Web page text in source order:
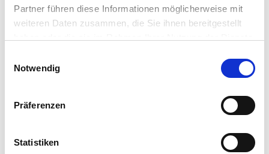
Partner führen diese Informationen möglicherweise mit
weiteren Daten zusammen, die Sie ihnen bereitgestellt
Cookies, wenn Sie unsere Webseite weiterhin nutzen.
Notwendig
Präferenzen
Statistiken
Arbeitskreise
Kongresse
Weiterbildung